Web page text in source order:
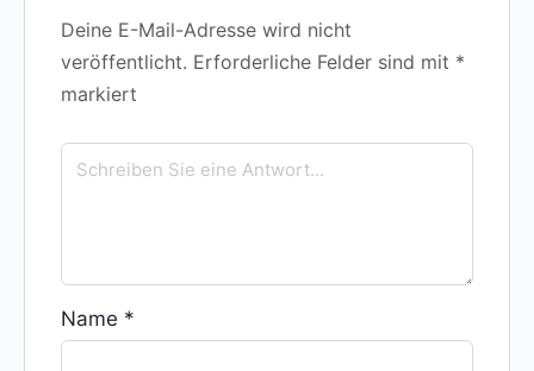
Deine E-Mail-Adresse wird nicht
veröffentlicht. Erforderliche Felder sind mit *
markiert
Name *